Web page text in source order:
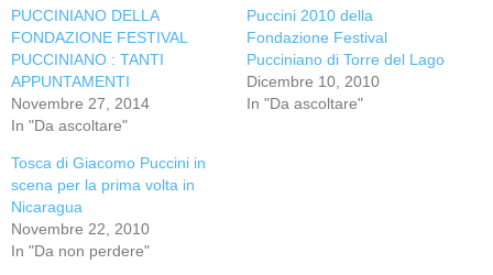
PUCCINIANO DELLA
FONDAZIONE FESTIVAL
PUCCINIANO : TANTI
APPUNTAMENTI
Novembre 27, 2014
In "Da ascoltare"
Puccini 2010 della
Fondazione Festival
Pucciniano di Torre del Lago
Dicembre 10, 2010
In "Da ascoltare"
Tosca di Giacomo Puccini in
scena per la prima volta in
Nicaragua
Novembre 22, 2010
In "Da non perdere"